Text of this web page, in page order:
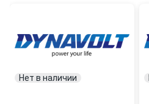
Нет в наличии